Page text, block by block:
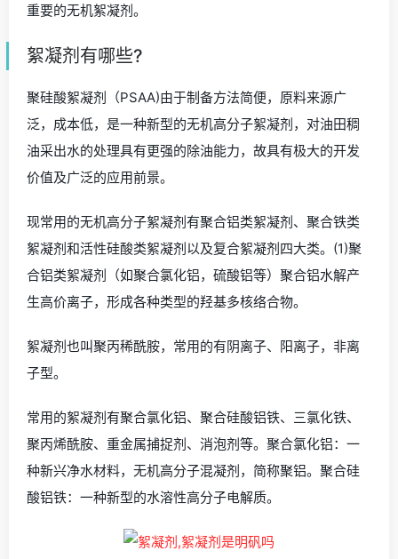
重要的无机絮凝剂。
絮凝剂有哪些?
聚硅酸絮凝剂（PSAA)由于制备方法简便，原料来源广
泛，成本低，是一种新型的无机高分子絮凝剂，对油田稠
油采出水的处理具有更强的除油能力，故具有极大的开发
价值及广泛的应用前景。
现常用的无机高分子絮凝剂有聚合铝类絮凝剂、聚合铁类
絮凝剂和活性硅酸类絮凝剂以及复合絮凝剂四大类。(1)聚
合铝类絮凝剂（如聚合氯化铝，硫酸铝等）聚合铝水解产
生高价离子，形成各种类型的羟基多核络合物。
絮凝剂也叫聚丙稀酰胺，常用的有阴离子、阳离子，非离
子型。
常用的絮凝剂有聚合氯化铝、聚合硅酸铝铁、三氯化铁、
聚丙烯酰胺、重金属捕捉剂、消泡剂等。聚合氯化铝：一
种新兴净水材料，无机高分子混凝剂，简称聚铝。聚合硅
酸铝铁：一种新型的水溶性高分子电解质。